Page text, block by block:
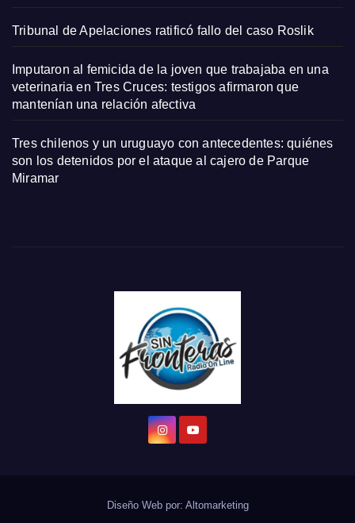
Tribunal de Apelaciones ratificó fallo del caso Roslik
Imputaron al femicida de la joven que trabajaba en una
veterinaria en Tres Cruces: testigos afirmaron que
mantenían una relación afectiva
Tres chilenos y un uruguayo con antecedentes: quiénes
son los detenidos por el ataque al cajero de Parque
Miramar
Diseño Web por: Altomarketing